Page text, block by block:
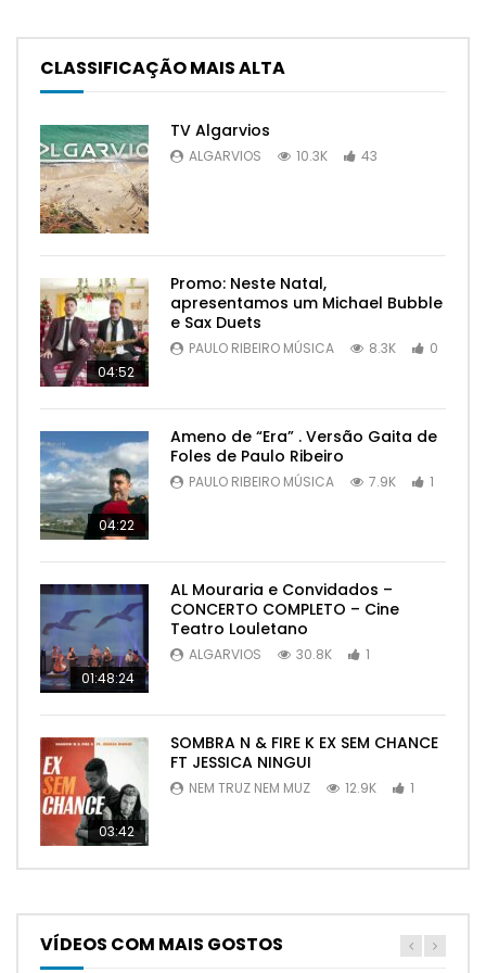
CLASSIFICAÇÃO MAIS ALTA
TV Algarvios
ALGARVIOS 10.3K 43
04:52
Promo: Neste Natal,
apresentamos um Michael Bubble
e Sax Duets
PAULO RIBEIRO MÚSICA 8.3K 0
04:22
Ameno de “Era” . Versão Gaita de
Foles de Paulo Ribeiro
PAULO RIBEIRO MÚSICA 7.9K 1
01:48:24
AL Mouraria e Convidados –
CONCERTO COMPLETO – Cine
Teatro Louletano
ALGARVIOS 30.8K 1
03:42
SOMBRA N & FIRE K EX SEM CHANCE
FT JESSICA NINGUI
NEM TRUZ NEM MUZ 12.9K 1
VÍDEOS COM MAIS GOSTOS